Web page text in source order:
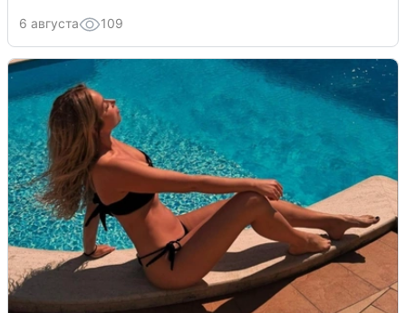
6 августа 109